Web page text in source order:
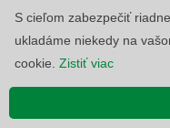
Informácie zverejnené na
Vyhlásenie o
S cieľom zabezpečiť
ukladáme niekedy na
cookie. Zistiť viac